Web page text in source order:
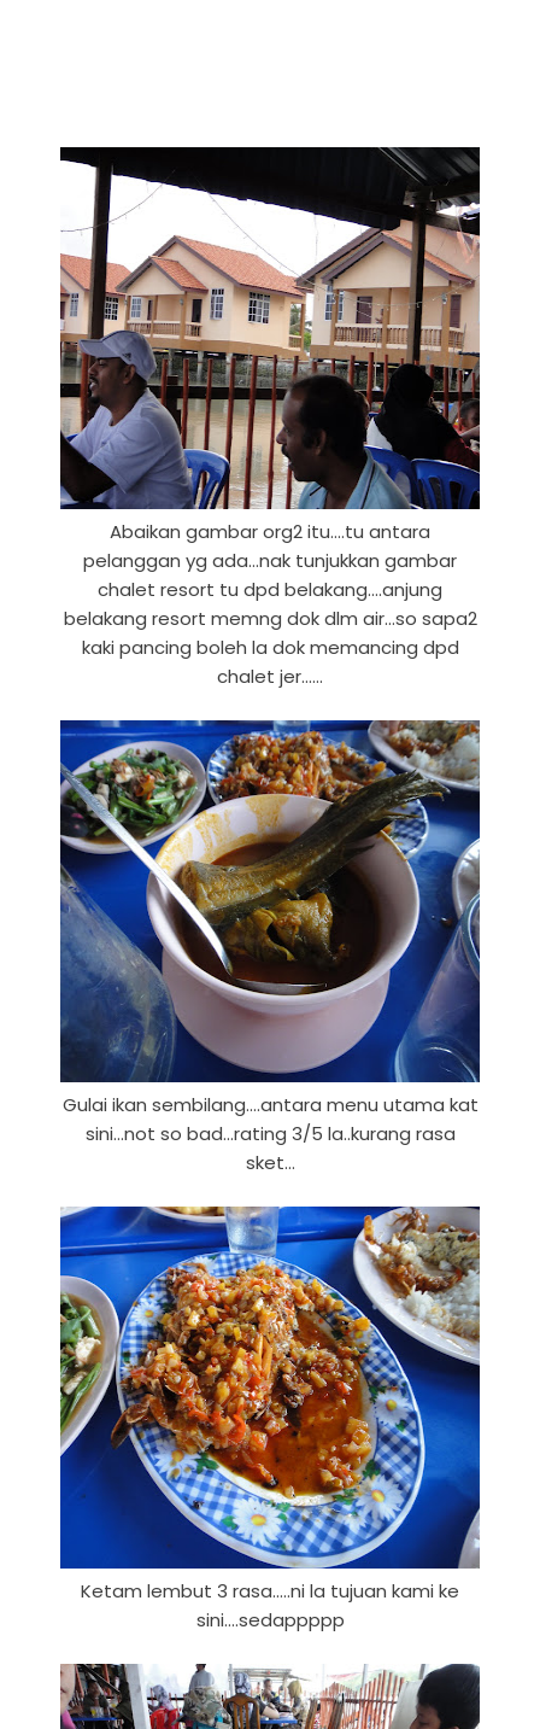
Abaikan gambar org2 itu....tu antara
pelanggan yg ada...nak tunjukkan gambar
chalet resort tu dpd belakang....anjung
belakang resort memng dok dlm air...so sapa2
kaki pancing boleh la dok memancing dpd
chalet jer......
Gulai ikan sembilang....antara menu utama kat
sini...not so bad...rating 3/5 la..kurang rasa
sket...
Ketam lembut 3 rasa.....ni la tujuan kami ke
sini....sedappppp